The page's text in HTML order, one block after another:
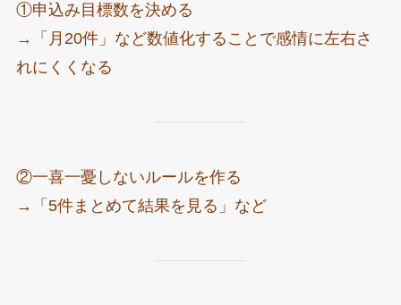
①申込み目標数を決める
→「月20件」など数値化することで感情に左右さ
れにくくなる
②一喜一憂しないルールを作る
→「5件まとめて結果を見る」など